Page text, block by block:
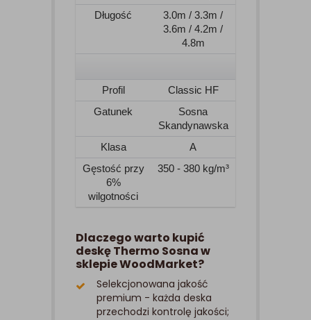
Długość
3.0m / 3.3m /
3.6m / 4.2m /
4.8m
Profil
Classic HF
Gatunek
Sosna
Skandynawska
Klasa
A
Gęstość przy
6%
wilgotności
350 - 380 kg/m³
Dlaczego warto kupić
deskę Thermo Sosna w
sklepie WoodMarket?
Selekcjonowana jakość
premium - każda deska
przechodzi kontrolę jakości;